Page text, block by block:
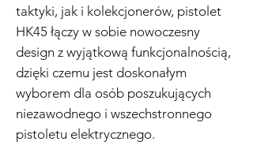
taktyki, jak i kolekcjonerów, pistolet
HK45 łączy w sobie nowoczesny
design z wyjątkową funkcjonalnością,
dzięki czemu jest doskonałym
wyborem dla osób poszukujących
niezawodnego i wszechstronnego
pistoletu elektrycznego.